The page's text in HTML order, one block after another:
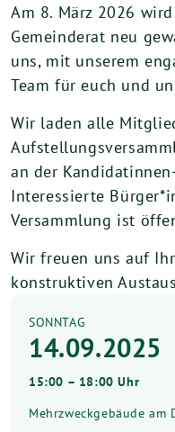
Am 8. März 2026
Gemeinderat neu
uns, mit unserem
Team für euch und
Wir laden alle
an der
Interessierte
Versammlung ist
Wir freuen uns auf
konstruktiven
SONNTAG
14.09.2025
15:00 – 18:00 Uhr
Mehrzweckgebäude am